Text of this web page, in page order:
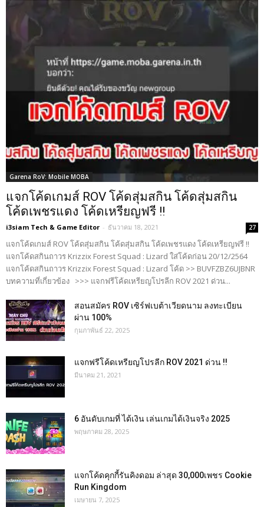
Garena RoV: Mobile MOBA
แจกโค้ดเกมส์ ROV โค้ดสุ่มสกิน โค้ดสุ่มสกิน
โค้ดเพชรแดง โค้ดเหรียญฟรี !!
i3siam Tech & Game Editor - ธันวาคม 18, 2021 27
แจกโค้ดเกมส์ ROV โค้ดสุ่มสกิน โค้ดสุ่มสกิน โค้ดเพชรแดง โค้ดเหรียญฟรี !!
แจกโค้ดสกินถาวร Krizzix Forest Squad : Lizard ใส่โค้ดก่อน 20/12/2564
แจกโค้ดสกินถาวร Krizzix Forest Squad : Lizard โค้ด >> BUVFZBZ6UJBNR
บทความที่เกี่ยวข้อง >>> แจกฟรีโค้ดเหรียญโปรลีก ROV 2021 ด่วน...
สอนสมัคร ROV เซิร์ฟเบต้าเวียดนาม ลงทะเบียน
ผ่าน 100%
กุมภาพันธ์ 22, 2025
แจกฟรีโค้ดเหรียญโปรลีก ROV 2021 ด่วน !!
มีนาคม 21, 2021
6 อันดับเกมที่ ได้เงิน เล่นเกมได้เงินจริง 2025
พฤษภาคม 28, 2025
แจกโค้ดคุกกี้รันคิงดอม ล่าสุด 30,000เพชร Cookie
Run Kingdom
เมษายน 7, 2025